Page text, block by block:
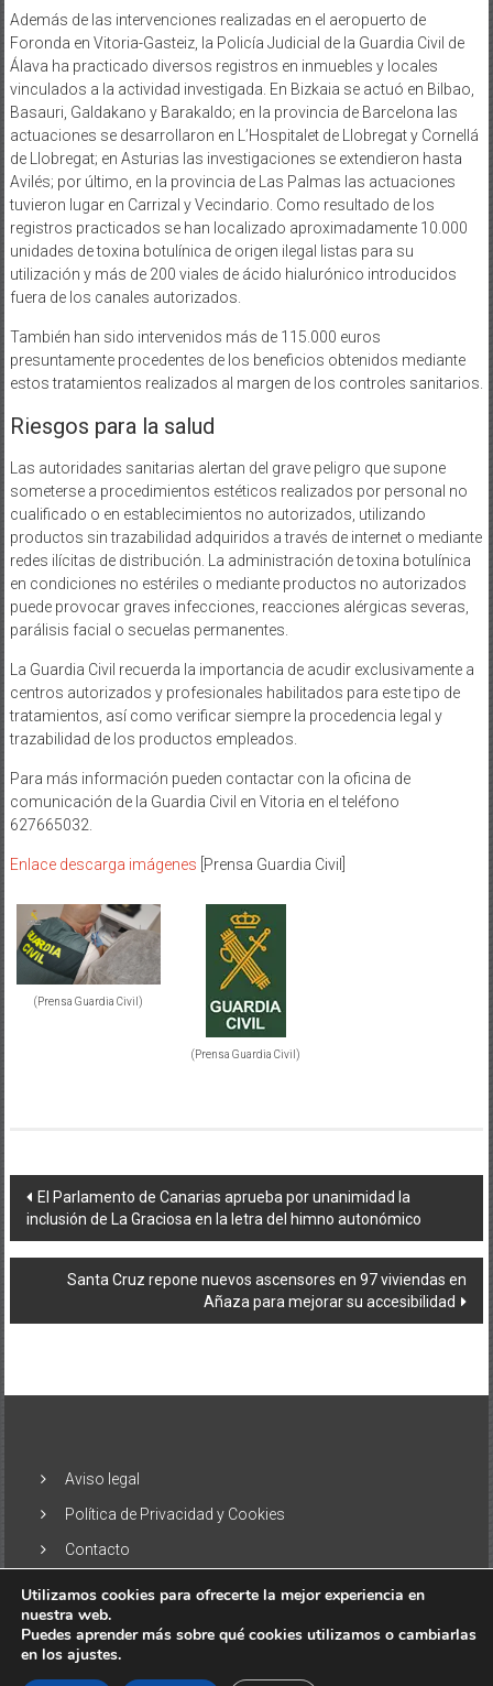
Además de las intervenciones realizadas en el aeropuerto de
Foronda en Vitoria-Gasteiz, la Policía Judicial de la Guardia Civil de
Álava ha practicado diversos registros en inmuebles y locales
vinculados a la actividad investigada. En Bizkaia se actuó en Bilbao,
Basauri, Galdakano y Barakaldo; en la provincia de Barcelona las
actuaciones se desarrollaron en L’Hospitalet de Llobregat y Cornellá
de Llobregat; en Asturias las investigaciones se extendieron hasta
Avilés; por último, en la provincia de Las Palmas las actuaciones
tuvieron lugar en Carrizal y Vecindario. Como resultado de los
registros practicados se han localizado aproximadamente 10.000
unidades de toxina botulínica de origen ilegal listas para su
utilización y más de 200 viales de ácido hialurónico introducidos
fuera de los canales autorizados.
También han sido intervenidos más de 115.000 euros
presuntamente procedentes de los beneficios obtenidos mediante
estos tratamientos realizados al margen de los controles sanitarios.
Riesgos para la salud
Las autoridades sanitarias alertan del grave peligro que supone
someterse a procedimientos estéticos realizados por personal no
cualificado o en establecimientos no autorizados, utilizando
productos sin trazabilidad adquiridos a través de internet o mediante
redes ilícitas de distribución. La administración de toxina botulínica
en condiciones no estériles o mediante productos no autorizados
puede provocar graves infecciones, reacciones alérgicas severas,
parálisis facial o secuelas permanentes.
La Guardia Civil recuerda la importancia de acudir exclusivamente a
centros autorizados y profesionales habilitados para este tipo de
tratamientos, así como verificar siempre la procedencia legal y
trazabilidad de los productos empleados.
Para más información pueden contactar con la oficina de
comunicación de la Guardia Civil en Vitoria en el teléfono
627665032.
Enlace descarga imágenes [Prensa Guardia Civil]
(Prensa Guardia Civil)
(Prensa Guardia Civil)
Navegación
de
entradas
El Parlamento de Canarias aprueba por unanimidad la
inclusión de La Graciosa en la letra del himno autonómico
Santa Cruz repone nuevos ascensores en 97 viviendas en
Añaza para mejorar su accesibilidad
Aviso legal
Política de Privacidad y Cookies
Contacto
Copyright © 2026
Utilizamos cookies para ofrecerte la mejor experiencia en
nuestra web.
Puedes aprender más sobre qué cookies utilizamos o cambiarlas
en los ajustes.